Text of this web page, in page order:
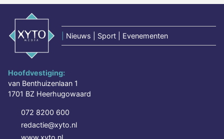
Nieuws | Sport | Evenementen
Hoofdvestiging:
van Benthuizenlaan 1
1701 BZ Heerhugowaard
072 8200 600
redactie@xyto.nl
www.xyto.nl